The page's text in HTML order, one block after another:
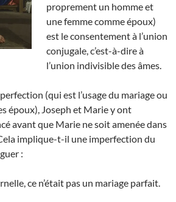
proprement un homme et
une femme comme époux)
est le consentement à l’union
conjugale, c’est-à-dire à
l’union indivisible des âmes.
(qui est l’usage du mariage ou
époux), Joseph et Marie y ont
avant que Marie ne soit amenée dans
implique-t-il une imperfection du
:
ce n’était pas un mariage parfait.